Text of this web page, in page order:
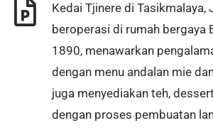
Kedai Tjinere di Tasikmalaya,
beroperasi di rumah bergaya
1890, menawarkan
dengan menu andalan mie
juga menyediakan teh,
dengan proses pembuatan